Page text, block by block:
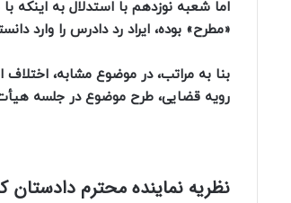
اما شعبه نوزدهم با استدلال به
«مطرح» بوده، ایراد رد دادرس را وارد
رویه قضایی، طرح موضوع در جلسه
نظریه نماینده محترم دادستان